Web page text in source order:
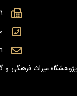
پژوهشگاه میراث